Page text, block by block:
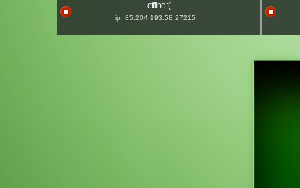
offline :(
ip: 85.204.193.58:27215